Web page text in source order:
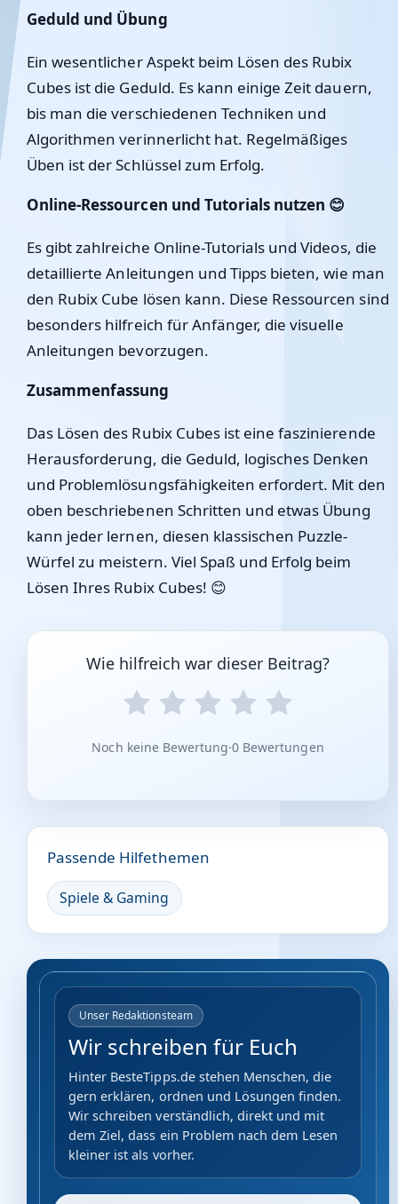
Geduld und Übung
Ein wesentlicher Aspekt beim Lösen des Rubix
Cubes ist die Geduld. Es kann einige Zeit dauern,
bis man die verschiedenen Techniken und
Algorithmen verinnerlicht hat. Regelmäßiges
Üben ist der Schlüssel zum Erfolg.
Online-Ressourcen und Tutorials nutzen 😊
Es gibt zahlreiche Online-Tutorials und Videos, die
detaillierte Anleitungen und Tipps bieten, wie man
den Rubix Cube lösen kann. Diese Ressourcen sind
besonders hilfreich für Anfänger, die visuelle
Anleitungen bevorzugen.
Zusammenfassung
Das Lösen des Rubix Cubes ist eine faszinierende
Herausforderung, die Geduld, logisches Denken
und Problemlösungsfähigkeiten erfordert. Mit den
oben beschriebenen Schritten und etwas Übung
kann jeder lernen, diesen klassischen Puzzle-
Würfel zu meistern. Viel Spaß und Erfolg beim
Lösen Ihres Rubix Cubes! 😊
Wie hilfreich war dieser Beitrag?
Noch keine Bewertung·0 Bewertungen
Passende Hilfethemen
Spiele & Gaming
Unser Redaktionsteam
Wir schreiben für Euch
Hinter BesteTipps.de stehen Menschen, die
gern erklären, ordnen und Lösungen finden.
Wir schreiben verständlich, direkt und mit
dem Ziel, dass ein Problem nach dem Lesen
kleiner ist als vorher.